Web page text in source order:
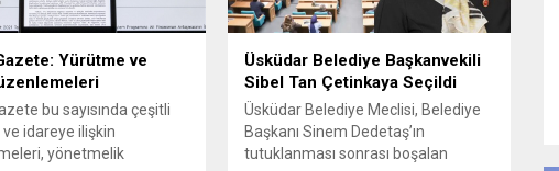
Yürütme ve
bu sayısında çeşitli
idareye ilişkin
yönetmelik
Üsküdar Belediye Başkanvekili
Sibel Tan Çetinkaya Seçildi
Üsküdar Belediye Meclisi, Belediye
Başkanı Sinem Dedetaş’ın
tutuklanması sonrası boşalan